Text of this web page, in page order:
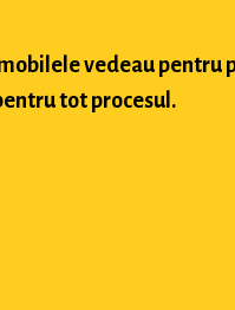
vedeau pentru
tot procesul.